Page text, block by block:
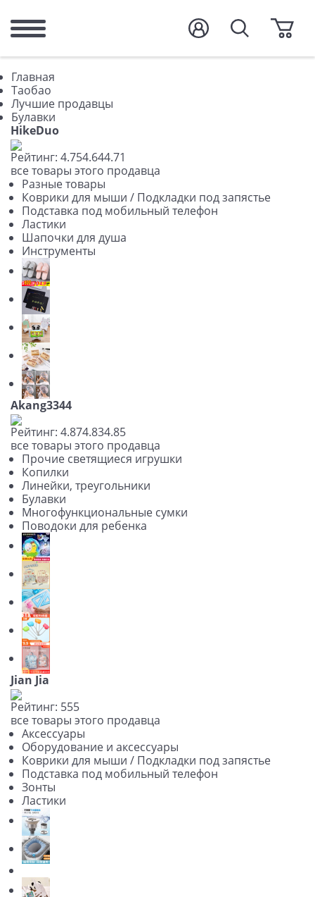
Главная
Таобао
Лучшие продавцы
Булавки
HikeDuo
Рейтинг: 4.754.644.71
все товары этого продавца
Разные товары
Коврики для мыши / Подкладки под запястье
Подставка под мобильный телефон
Ластики
Шапочки для душа
Инструменты
Akang3344
Рейтинг: 4.874.834.85
все товары этого продавца
Прочие светящиеся игрушки
Копилки
Линейки, треугольники
Булавки
Многофункциональные сумки
Поводоки для ребенка
Jian Jia
Рейтинг: 555
все товары этого продавца
Аксессуары
Оборудование и аксессуары
Коврики для мыши / Подкладки под запястье
Подставка под мобильный телефон
Зонты
Ластики